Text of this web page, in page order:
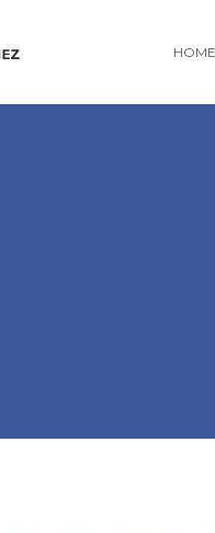
HOME